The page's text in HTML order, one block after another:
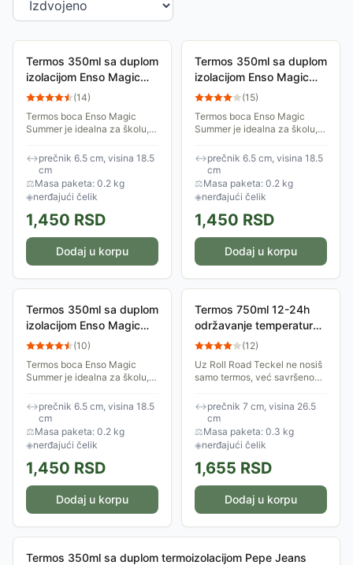
Termos 350ml sa duplom
izolacijom Enso Magic
Summer pink 99231
(14)
Termos boca Enso Magic
Summer je idealna za školu,
zid koji obezbeđuje savršenu
termoizolaciju – napitak
ostaje topao...
↔prečnik 6.5 cm, visina 18.5
cm
⚖Masa paketa: 0.2 kg
◈nerđajući čelik
1,450 RSD
Dodaj u korpu
Termos 350ml sa duplom
izolacijom Enso Magic
Summer mint 99231
(15)
Termos boca Enso Magic
Summer je idealna za školu,
zid koji obezbeđuje savršenu
termoizolaciju – napitak
ostaje topao...
↔prečnik 6.5 cm, visina 18.5
cm
⚖Masa paketa: 0.2 kg
◈nerđajući čelik
1,450 RSD
Dodaj u korpu
Termos 350ml sa duplom
izolacijom Enso Magic
Summer lila 99231
(10)
Termos boca Enso Magic
Summer je idealna za školu,
zid koji obezbeđuje savršenu
termoizolaciju – napitak
ostaje topao...
↔prečnik 6.5 cm, visina 18.5
cm
⚖Masa paketa: 0.2 kg
◈nerđajući čelik
1,450 RSD
Dodaj u korpu
Termos 750ml 12-24h
održavanje temperature
Roll Road Teckel 31831
(12)
Uz Roll Road Teckel ne nosiš
samo termos, već savršenog
putovanje, puno razigranosti,
baš kao jazavičar koji ga
krasi. Imaj...
↔prečnik 7 cm, visina 26.5
cm
⚖Masa paketa: 0.3 kg
◈nerđajući čelik
1,655 RSD
Dodaj u korpu
Termos 350ml sa duplom termoizolacijom Pepe Jeans